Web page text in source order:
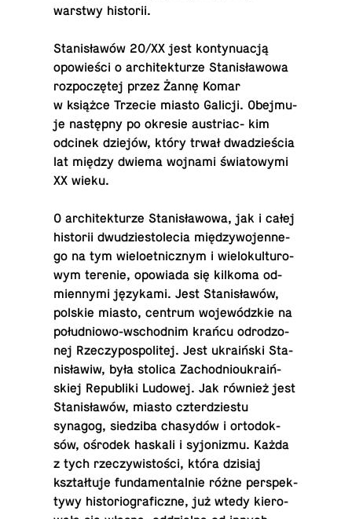
warstwy historii.
Sta­ni­sła­wów 20/XX jest kon­ty­nu­acją
opo­wie­ści o ar­chi­tek­tu­rze Sta­ni­sła­wo­wa
roz­po­czę­tej przez Żannę Komar
w książce Trzecie miasto Galicji. Obej­mu­
je na­stęp­ny po okresie au­striac- kim
odcinek dziejów, który trwał dwa­dzie­ścia
lat między dwiema wojnami świa­to­wy­mi
XX wieku.
O ar­chi­tek­tu­rze Sta­ni­sła­wo­wa, jak i całej
hi­sto­rii dwu­dzie­sto­le­cia mię­dzy­wo­jen­ne­
go na tym wie­lo­et­nicz­nym i wie­lo­kul­tu­ro­
wym terenie, opo­wia­da się kilkoma od­
mien­ny­mi ję­zy­ka­mi. Jest Sta­ni­sła­wów,
polskie miasto, centrum wo­je­wódz­kie na
po­łu­dnio­wo-wschod­nim krańcu od­ro­dzo­
nej Rze­czy­po­spo­li­tej. Jest ukra­iń­ski Sta­
ni­sła­wiw, była stolica Za­chod­nio­ukra­iń­
skiej Re­pu­bli­ki Ludowej. Jak również jest
Sta­ni­sła­wów, miasto czter­dzie­stu
synagog, sie­dzi­ba cha­sy­dów i or­to­dok­
sów, ośrodek haskali i sy­jo­ni­zmu. Każda
z tych rze­czy­wi­sto­ści, która dzisiaj
kształ­tu­je fun­da­men­tal­nie różne per­spek­
ty­wy hi­sto­rio­gra­ficz­ne, już wtedy kie­ro­